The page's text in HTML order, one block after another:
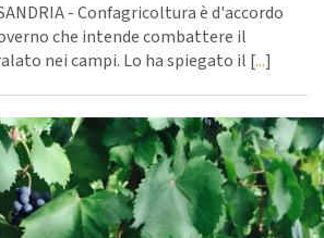
- Confagricoltura è d'accordo
che intende combattere il
nei campi. Lo ha spiegato il [...]